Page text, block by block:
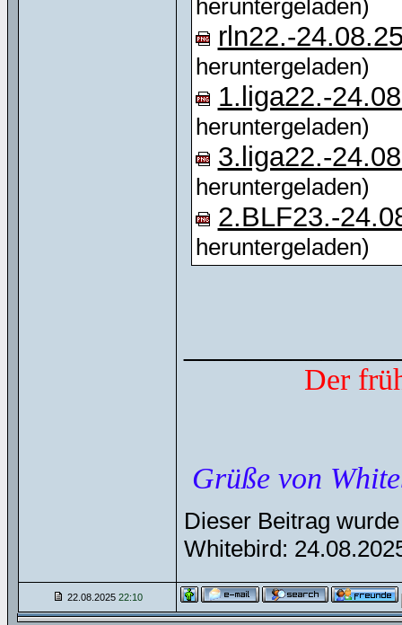
heruntergeladen)
rln22.-
heruntergeladen)
1.liga22.-
heruntergeladen)
3.liga22.-
heruntergeladen)
2.BLF23.-
heruntergeladen)
Der
Grüße von
Dieser Beitrag
Whitebird:
22.08.2025 22:10